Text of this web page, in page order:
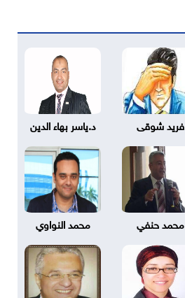
فريد شوقى د.ياسر بهاء الدين
محمد حنفي محمد النواوي